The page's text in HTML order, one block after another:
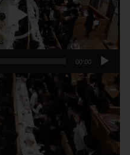
00:00
וידאו